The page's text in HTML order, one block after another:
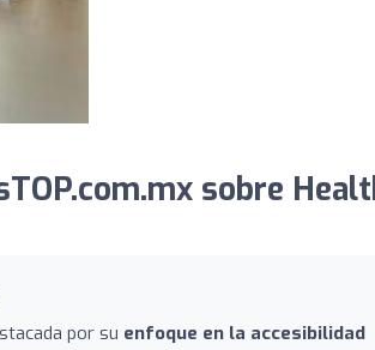
sobre
por su enfoque en la accesibilidad